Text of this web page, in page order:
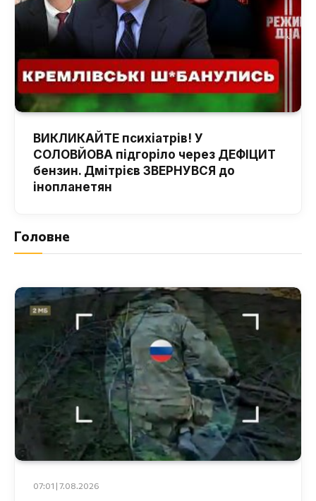
ВИКЛИКАЙТЕ психіатрів! У
СОЛОВЙОВА підгоріло через ДЕФІЦИТ
бензин. Дмітрієв ЗВЕРНУВСЯ до
інопланетян
Головне
07:01 | 7.08.2026